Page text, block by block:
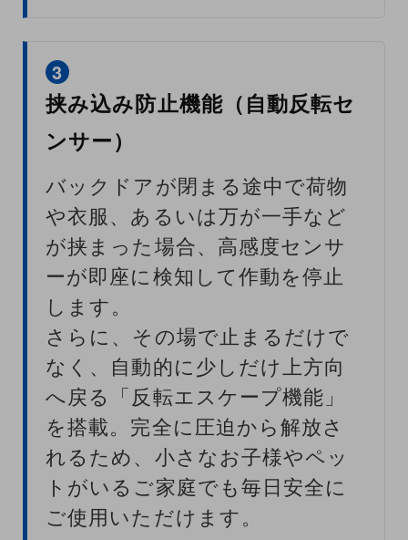
3
挟み込み防止機能（自動反転セ
ンサー）
バックドアが閉まる途中で荷物
や衣服、あるいは万が一手など
が挟まった場合、高感度センサ
ーが即座に検知して作動を停止
します。
さらに、その場で止まるだけで
なく、自動的に少しだけ上方向
へ戻る「反転エスケープ機能」
を搭載。完全に圧迫から解放さ
れるため、小さなお子様やペッ
トがいるご家庭でも毎日安全に
ご使用いただけます。